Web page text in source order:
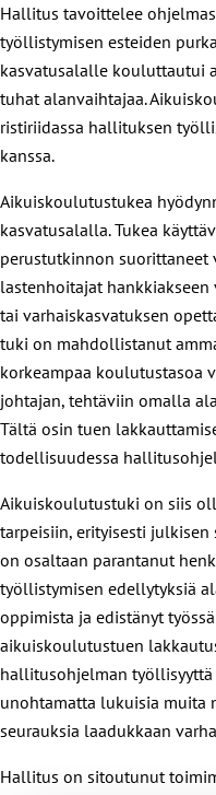
Hallitus tavoittelee
työllistymisen esteiden
kasvatusalalle kouluttautui
tuhat alanvaihtajaa.
ristiriidassa hallituksen
kanssa.
Aikuiskoulutustukea
kasvatusalalla. Tukea
perustutkinnon suorittaneet
lastenhoitajat
tai varhaiskasvatuksen
tuki on mahdollistanut
korkeampaa koulutustasoa
johtajan, tehtäviin omalla
Tältä osin tuen
todellisuudessa
Aikuiskoulutustuki on siis
tarpeisiin, erityisesti
on osaltaan parantanut
työllistymisen edellytyksiä
oppimista ja edistänyt
aikuiskoulutustuen
hallitusohjelman työllisyyttä
unohtamatta lukuisia muita
seurauksia laadukkaan
Hallitus on sitoutunut